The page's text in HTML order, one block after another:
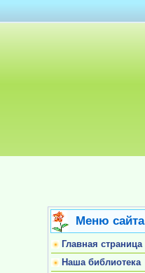
Меню сайта
Главная страница
Наша библиотека